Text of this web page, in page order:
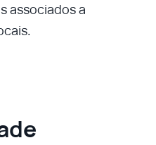
associados a